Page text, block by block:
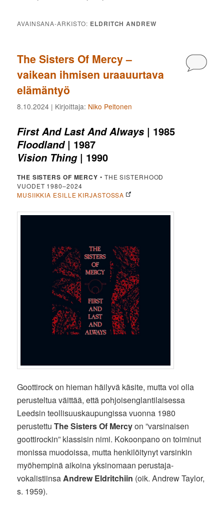
AVAINSANA-ARKISTO: ELDRITCH ANDREW
The Sisters Of Mercy –
vaikean ihmisen uraauurtava
elämäntyö
8.10.2024 | Kirjoittaja: Niko Peltonen
First And Last And Always | 1985
Floodland| 1987
Vision Thing| 1990
THE SISTERS OF MERCY • THE SISTERHOOD
VUODET 1980–2024
MUSIIKKIA ESILLE KIRJASTOSSA
Goottirock on hieman häilyvä käsite, mutta voi olla
perusteltua väittää, että pohjoisenglantilaisessa
Leedsin teollisuuskaupungissa vuonna 1980
perustettuThe Sisters Of Mercyon ”varsinaisen
goottirockin” klassisin nimi. Kokoonpano on toiminut
monissa muodoissa, mutta henkilöitynyt varsinkin
myöhempinä aikoina yksinomaan perustaja-
vokalistiinsa Andrew Eldritchiin (oik. Andrew Taylor,
s. 1959).